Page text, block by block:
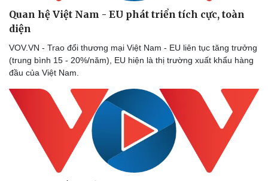
Quan hệ Việt Nam - EU phát triển tích cực, toàn
diện
VOV.VN - Trao đổi thương mại Việt Nam - EU liên tục tăng trưởng
(trung bình 15 - 20%/năm), EU hiện là thị trường xuất khẩu hàng
đầu của Việt Nam.